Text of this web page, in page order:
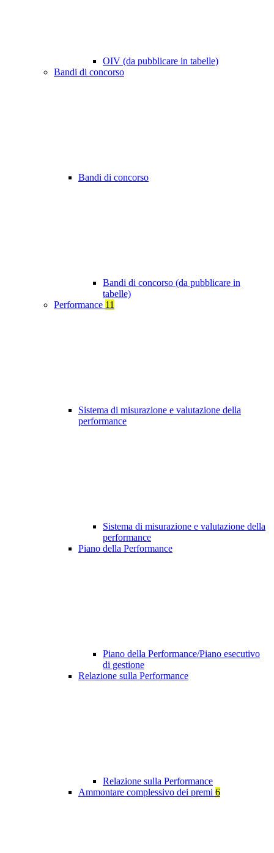
OIV (da pubblicare in tabelle)
Bandi di concorso
Bandi di concorso
Bandi di concorso (da pubblicare in
tabelle)
Performance 11
Sistema di misurazione e valutazione della
performance
Sistema di misurazione e valutazione della
performance
Piano della Performance
Piano della Performance/Piano esecutivo
di gestione
Relazione sulla Performance
Relazione sulla Performance
Ammontare complessivo dei premi 6